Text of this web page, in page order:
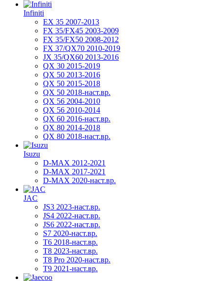
Infiniti
EX 35 2007-2013
FX 35/FX45 2003-2009
FX 35/FX50 2008-2012
FX 37/QX70 2010-2019
JX 35/QX60 2013-2016
QX 30 2015-2019
QX 50 2013-2016
QX 50 2015-2018
QX 50 2018-наст.вр.
QX 56 2004-2010
QX 56 2010-2014
QX 60 2016-наст.вр.
QX 80 2014-2018
QX 80 2018-наст.вр.
Isuzu
D-MAX 2012-2021
D-MAX 2017-2021
D-MAX 2020-наст.вр.
JAC
JS3 2023-наст.вр.
JS4 2022-наст.вр.
JS6 2022-наст.вр.
S7 2020-наст.вр.
T6 2018-наст.вр.
T8 2023-наст.вр.
T8 Pro 2020-наст.вр.
T9 2021-наст.вр.